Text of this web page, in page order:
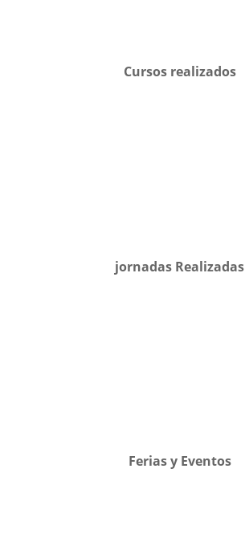
Cursos realizados
jornadas Realizadas
Ferias y Eventos